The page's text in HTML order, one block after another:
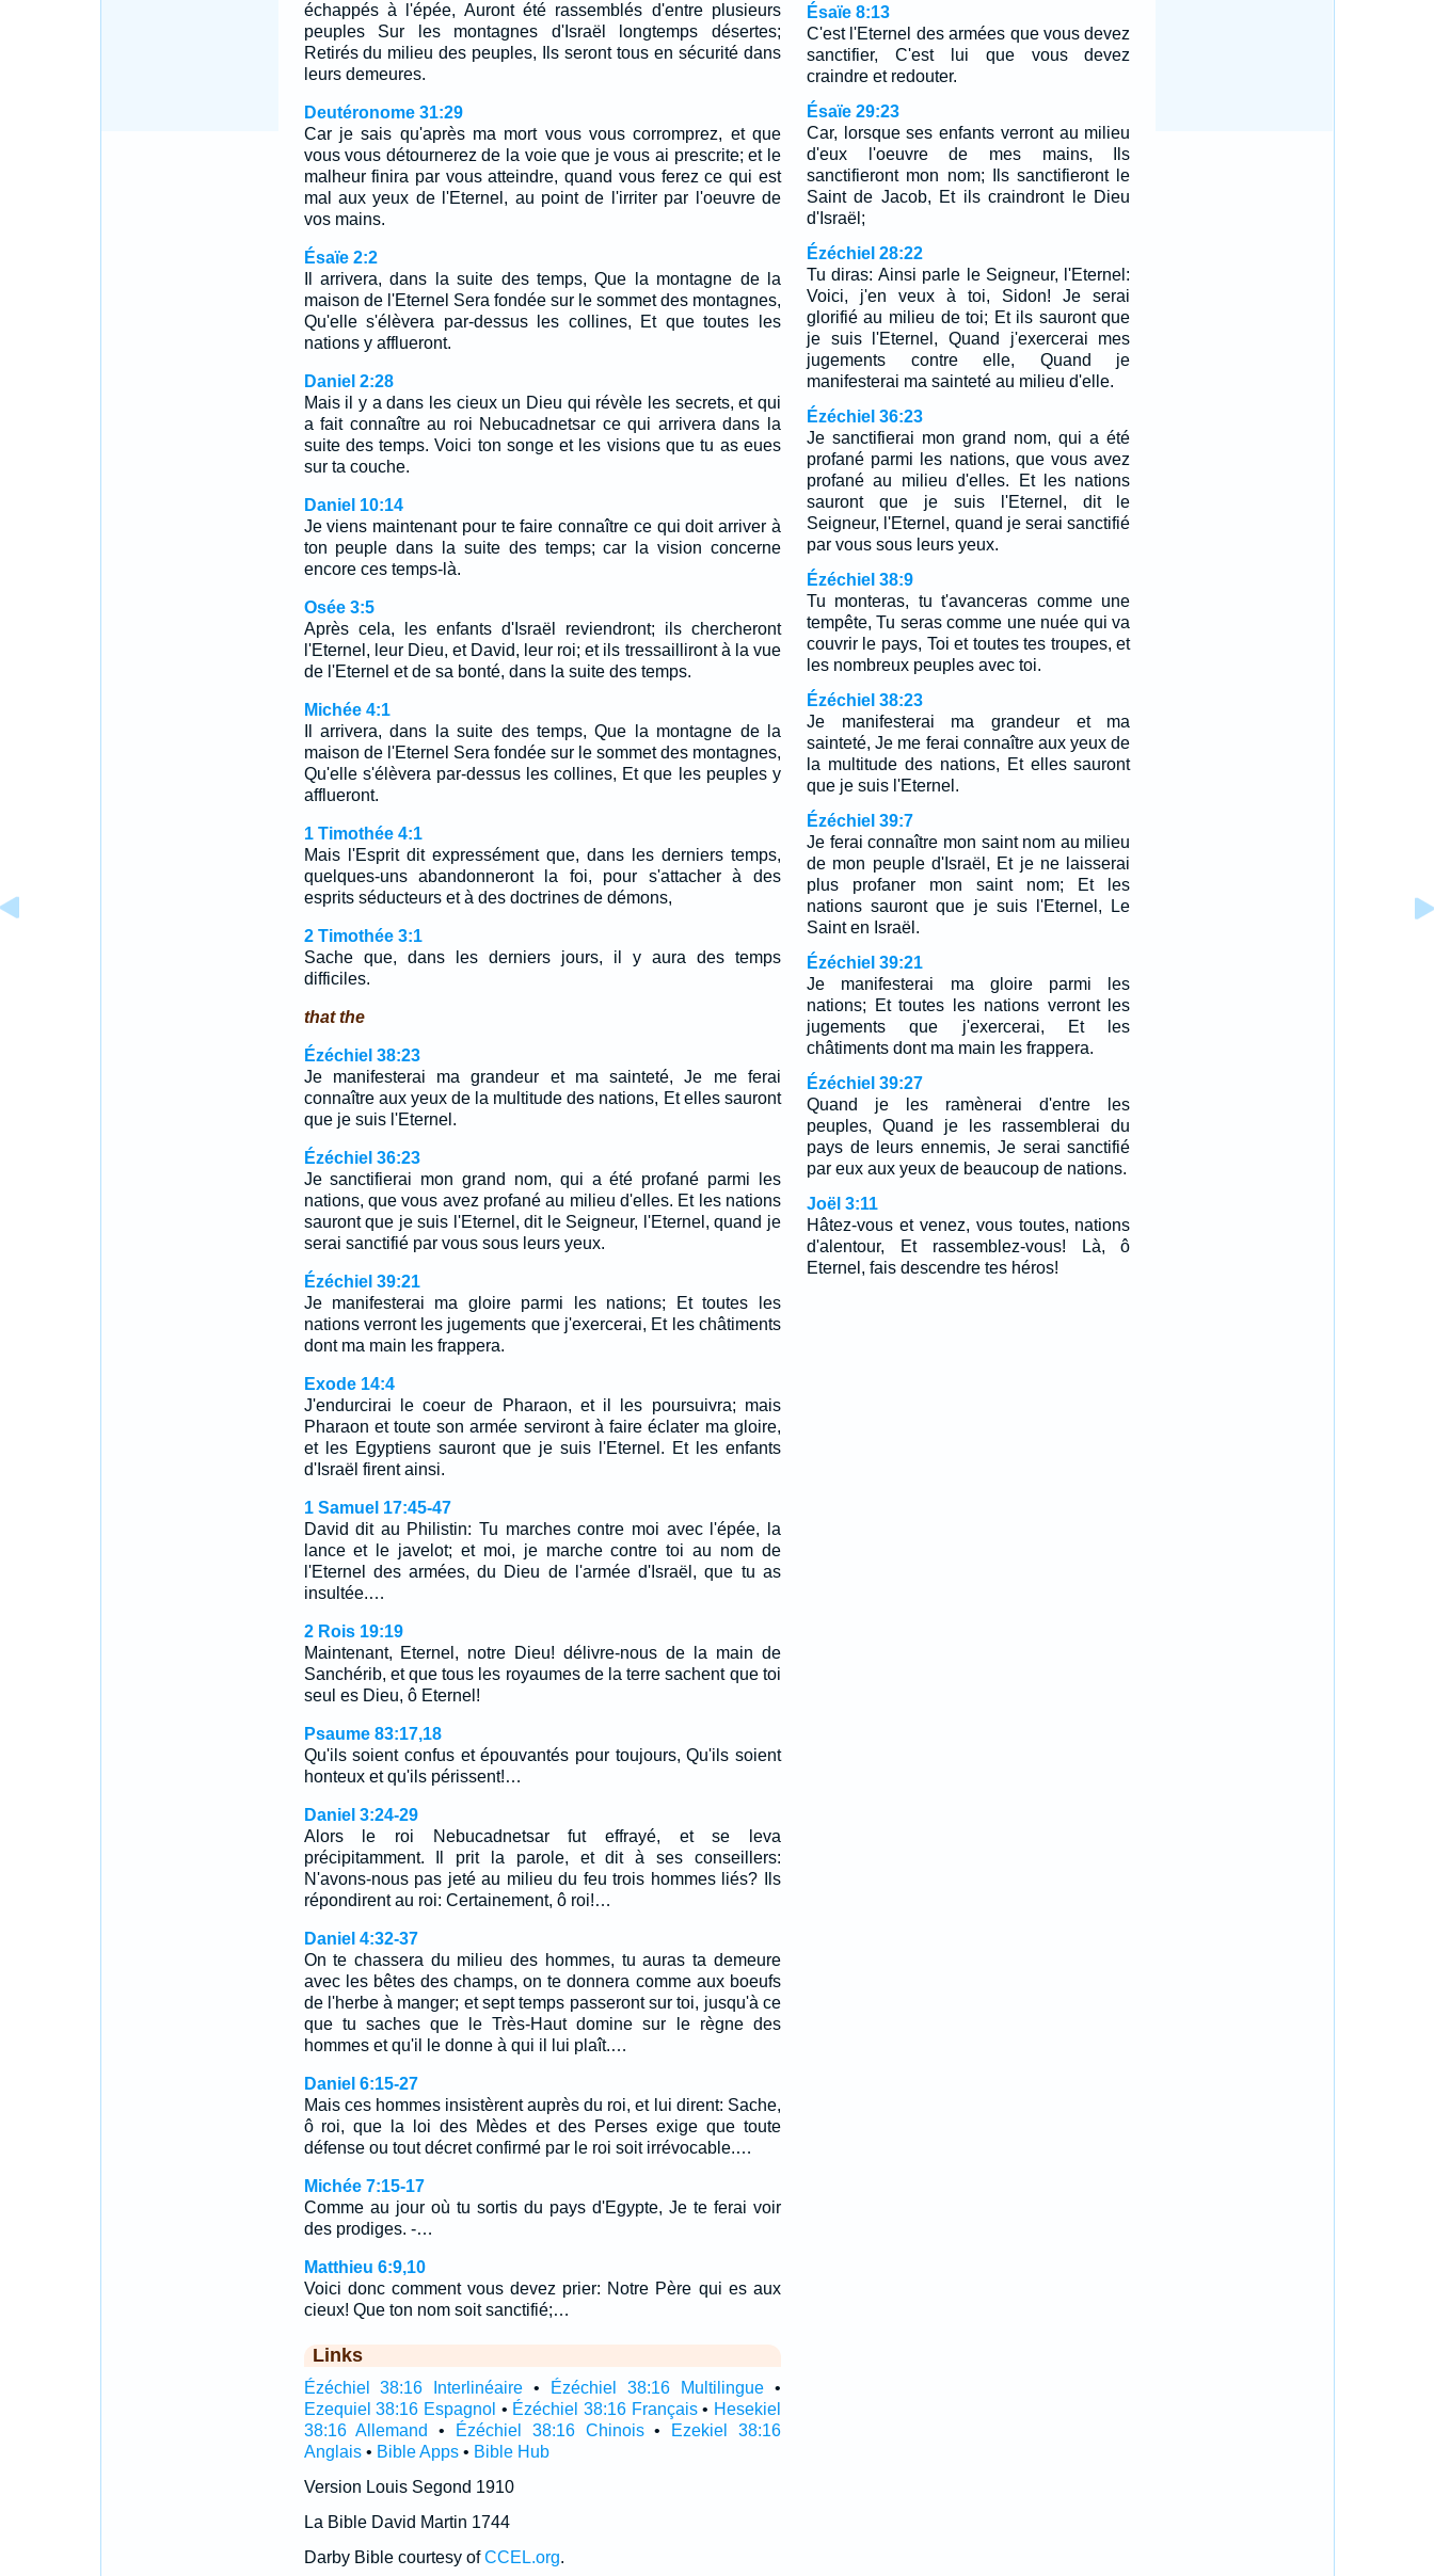
échappés à l'épée, Auront été rassemblés d'entre plusieurs
peuples Sur les montagnes d'Israël longtemps désertes;
Retirés du milieu des peuples, Ils seront tous en sécurité dans
leurs demeures.
Deutéronome 31:29
Car je sais qu'après ma mort vous vous corromprez, et que
vous vous détournerez de la voie que je vous ai prescrite; et le
malheur finira par vous atteindre, quand vous ferez ce qui est
mal aux yeux de l'Eternel, au point de l'irriter par l'oeuvre de
vos mains.
Ésaïe 2:2
Il arrivera, dans la suite des temps, Que la montagne de la
maison de l'Eternel Sera fondée sur le sommet des montagnes,
Qu'elle s'élèvera par-dessus les collines, Et que toutes les
nations y afflueront.
Daniel 2:28
Mais il y a dans les cieux un Dieu qui révèle les secrets, et qui
a fait connaître au roi Nebucadnetsar ce qui arrivera dans la
suite des temps. Voici ton songe et les visions que tu as eues
sur ta couche.
Daniel 10:14
Je viens maintenant pour te faire connaître ce qui doit arriver à
ton peuple dans la suite des temps; car la vision concerne
encore ces temps-là.
Osée 3:5
Après cela, les enfants d'Israël reviendront; ils chercheront
l'Eternel, leur Dieu, et David, leur roi; et ils tressailliront à la vue
de l'Eternel et de sa bonté, dans la suite des temps.
Michée 4:1
Il arrivera, dans la suite des temps, Que la montagne de la
maison de l'Eternel Sera fondée sur le sommet des montagnes,
Qu'elle s'élèvera par-dessus les collines, Et que les peuples y
afflueront.
1 Timothée 4:1
Mais l'Esprit dit expressément que, dans les derniers temps,
quelques-uns abandonneront la foi, pour s'attacher à des
esprits séducteurs et à des doctrines de démons,
2 Timothée 3:1
Sache que, dans les derniers jours, il y aura des temps
difficiles.
that the
Ézéchiel 38:23
Je manifesterai ma grandeur et ma sainteté, Je me ferai
connaître aux yeux de la multitude des nations, Et elles sauront
que je suis l'Eternel.
Ézéchiel 36:23
Je sanctifierai mon grand nom, qui a été profané parmi les
nations, que vous avez profané au milieu d'elles. Et les nations
sauront que je suis l'Eternel, dit le Seigneur, l'Eternel, quand je
serai sanctifié par vous sous leurs yeux.
Ézéchiel 39:21
Je manifesterai ma gloire parmi les nations; Et toutes les
nations verront les jugements que j'exercerai, Et les châtiments
dont ma main les frappera.
Exode 14:4
J'endurcirai le coeur de Pharaon, et il les poursuivra; mais
Pharaon et toute son armée serviront à faire éclater ma gloire,
et les Egyptiens sauront que je suis l'Eternel. Et les enfants
d'Israël firent ainsi.
1 Samuel 17:45-47
David dit au Philistin: Tu marches contre moi avec l'épée, la
lance et le javelot; et moi, je marche contre toi au nom de
l'Eternel des armées, du Dieu de l'armée d'Israël, que tu as
insultée.…
2 Rois 19:19
Maintenant, Eternel, notre Dieu! délivre-nous de la main de
Sanchérib, et que tous les royaumes de la terre sachent que toi
seul es Dieu, ô Eternel!
Psaume 83:17,18
Qu'ils soient confus et épouvantés pour toujours, Qu'ils soient
honteux et qu'ils périssent!…
Daniel 3:24-29
Alors le roi Nebucadnetsar fut effrayé, et se leva
précipitamment. Il prit la parole, et dit à ses conseillers:
N'avons-nous pas jeté au milieu du feu trois hommes liés? Ils
répondirent au roi: Certainement, ô roi!…
Daniel 4:32-37
On te chassera du milieu des hommes, tu auras ta demeure
avec les bêtes des champs, on te donnera comme aux boeufs
de l'herbe à manger; et sept temps passeront sur toi, jusqu'à ce
que tu saches que le Très-Haut domine sur le règne des
hommes et qu'il le donne à qui il lui plaît.…
Daniel 6:15-27
Mais ces hommes insistèrent auprès du roi, et lui dirent: Sache,
ô roi, que la loi des Mèdes et des Perses exige que toute
défense ou tout décret confirmé par le roi soit irrévocable.…
Michée 7:15-17
Comme au jour où tu sortis du pays d'Egypte, Je te ferai voir
des prodiges. -…
Matthieu 6:9,10
Voici donc comment vous devez prier: Notre Père qui es aux
cieux! Que ton nom soit sanctifié;…
Links
Ézéchiel 38:16 Interlinéaire • Ézéchiel 38:16 Multilingue •
Ezequiel 38:16 Espagnol • Ézéchiel 38:16 Français• Hesekiel
38:16 Allemand
• Ézéchiel 38:16 Chinois•
Ezekiel 38:16
Anglais• Bible Apps• Bible Hub
Version Louis Segond 1910
La Bible David Martin 1744
Darby Bible courtesy ofCCEL.org.
Ésaïe 8:13
C'est l'Eternel des armées que vous devez
sanctifier, C'est lui que vous devez
craindre et redouter.
Ésaïe 29:23
Car, lorsque ses enfants verront au milieu
d'eux l'oeuvre de mes mains, Ils
sanctifieront mon nom; Ils sanctifieront le
Saint de Jacob, Et ils craindront le Dieu
d'Israël;
Ézéchiel 28:22
Tu diras: Ainsi parle le Seigneur, l'Eternel:
Voici, j'en veux à toi, Sidon! Je serai
glorifié au milieu de toi; Et ils sauront que
je suis l'Eternel, Quand j'exercerai mes
jugements contre elle, Quand je
manifesterai ma sainteté au milieu d'elle.
Ézéchiel 36:23
Je sanctifierai mon grand nom, qui a été
profané parmi les nations, que vous avez
profané au milieu d'elles. Et les nations
sauront que je suis l'Eternel, dit le
Seigneur, l'Eternel, quand je serai sanctifié
par vous sous leurs yeux.
Ézéchiel 38:9
Tu monteras, tu t'avanceras comme une
tempête, Tu seras comme une nuée qui va
couvrir le pays, Toi et toutes tes troupes, et
les nombreux peuples avec toi.
Ézéchiel 38:23
Je manifesterai ma grandeur et ma
sainteté, Je me ferai connaître aux yeux de
la multitude des nations, Et elles sauront
que je suis l'Eternel.
Ézéchiel 39:7
Je ferai connaître mon saint nom au milieu
de mon peuple d'Israël, Et je ne laisserai
plus profaner mon saint nom; Et les
nations sauront que je suis l'Eternel, Le
Saint en Israël.
Ézéchiel 39:21
Je manifesterai ma gloire parmi les
nations; Et toutes les nations verront les
jugements que j'exercerai, Et les
châtiments dont ma main les frappera.
Ézéchiel 39:27
Quand je les ramènerai d'entre les
peuples, Quand je les rassemblerai du
pays de leurs ennemis, Je serai sanctifié
par eux aux yeux de beaucoup de nations.
Joël 3:11
Hâtez-vous et venez, vous toutes, nations
d'alentour, Et rassemblez-vous! Là, ô
Eternel, fais descendre tes héros!